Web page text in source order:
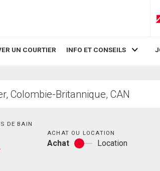
UN COURTIER INFO ET CONSEILS
DE BAIN
ACHAT OU LOCATION
Achat
Achat
Location